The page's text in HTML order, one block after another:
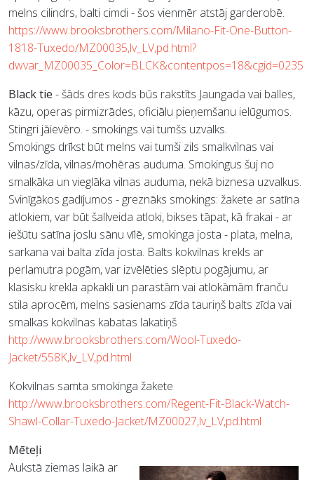
melns cilindrs, balti cimdi - šos vienmēr atstāj garderobē.
https://www.brooksbrothers.com/Milano-Fit-One-Button-
1818-Tuxedo/MZ00035,lv_LV,pd.html?
dwvar_MZ00035_Color=BLCK&contentpos=18&cgid=0235
Black tie - šāds dres kods būs rakstīts Jaungada vai balles,
kāzu, operas pirmizrādes, oficiālu pieņemšanu ielūgumos.
Stingri jāievēro. - smokings vai tumšs uzvalks.
Smokings drīkst būt melns vai tumši zils smalkvilnas vai
vilnas/zīda, vilnas/mohēras auduma. Smokingus šuj no
smalkāka un vieglāka vilnas auduma, nekā biznesa uzvalkus.
Svinīgākos gadījumos - greznāks smokings: žakete ar satīna
atlokiem, var būt šallveida atloki, bikses tāpat, kā frakai - ar
iešūtu satīna joslu sānu vīlē, smokinga josta - plata, melna,
sarkana vai balta zīda josta. Balts kokvilnas krekls ar
perlamutra pogām, var izvēlēties slēptu pogājumu, ar
klasisku krekla apkakli un parastām vai atlokāmām franču
stila aprocēm, melns sasienams zīda tauriņš balts zīda vai
smalkas kokvilnas kabatas lakatiņš
http://www.brooksbrothers.com/Wool-Tuxedo-
Jacket/558K,lv_LV,pd.html
Kokvilnas samta smokinga žakete
http://www.brooksbrothers.com/Regent-Fit-Black-Watch-
Shawl-Collar-Tuxedo-Jacket/MZ00027,lv_LV,pd.html
Mēteļi
Aukstā ziemas laikā ar